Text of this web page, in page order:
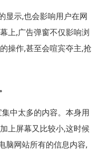
显示,也会影响用户在网
上,广告弹窗不仅影响浏
操作,甚至会喧宾夺主,抢
中太多的内容。本身用
上屏幕又比较小,这时候
脑网站所有的信息内容,